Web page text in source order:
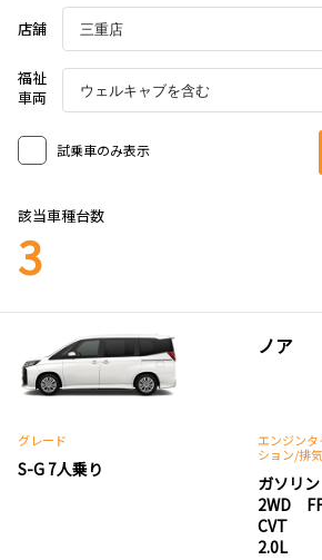
店舗
福祉
車両
試乗車のみ表示
該当車種台数
3
ノア
グレード
S-G 7人乗り
エンジン
ション/排
ガソリン
2WD
CVT
2.0L